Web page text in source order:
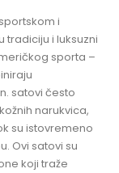
i
i luksuzni
sporta –
satovi često
narukvica,
su istovremeno
Ovi satovi su
koji traže